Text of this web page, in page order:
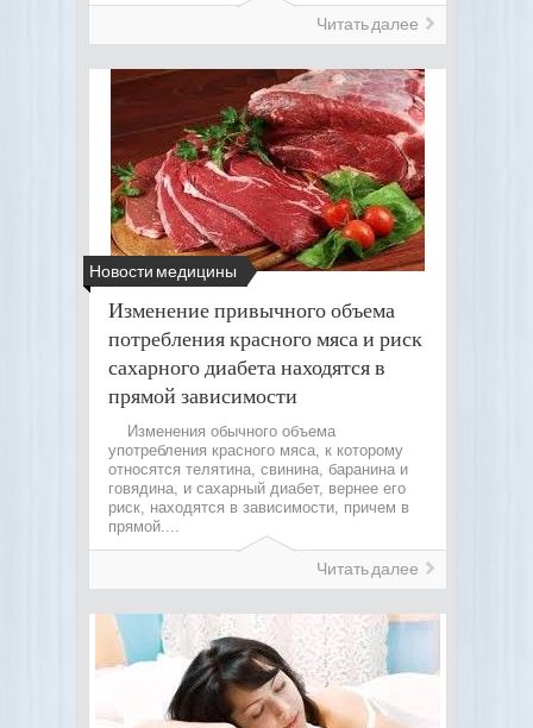
Читать далее
Новости медицины
Изменение привычного объема
потребления красного мяса и риск
сахарного диабета находятся в
прямой зависимости
Изменения обычного объема
употребления красного мяса, к которому
относятся телятина, свинина, баранина и
говядина, и сахарный диабет, вернее его
риск, находятся в зависимости, причем в
прямой....
Читать далее